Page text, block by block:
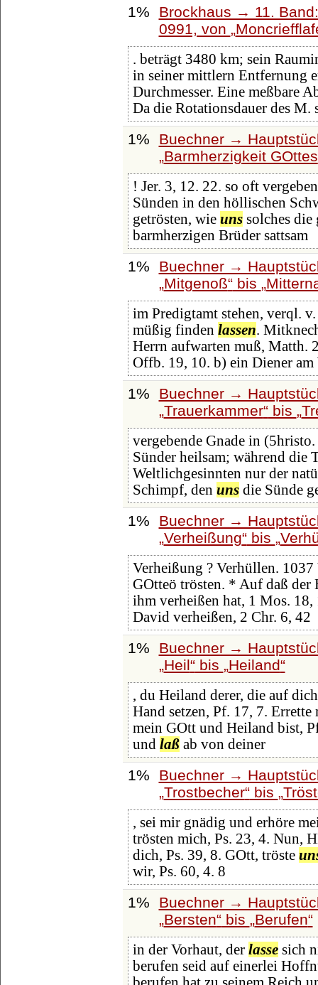
1%
Brockhaus → 11.
0991, von
. beträgt 3480 km; sein
in seiner mittlern Entfernung
Durchmesser. Eine meßbare
Da die Rotationsdauer des M.
1%
Buechner →
Barmherzigkeit GOttes
! Jer. 3, 12. 22. so oft
Sünden in den höllischen
getrösten, wie unssolches die
barmherzigen Brüder sattsam
1%
Buechner →
Mitgenoß bis
im Predigtamt stehen, verql.
müßig finden lassen.
Herrn aufwarten muß, Matth.
Offb. 19, 10. b) ein Diener am
1%
Buechner →
Trauerkammer bis
vergebende Gnade in
Sünder heilsam; während die
Weltlichgesinnten nur der
Schimpf, den unsdie Sünde
1%
Buechner →
Verheißung bis
Verheißung ? Verhüllen. 1037
GOtteö trösten. * Auf daß
ihm verheißen hat, 1 Mos. 18,
David verheißen, 2 Chr. 6, 42
1%
Buechner →
Heil bis Heiland
, du Heiland derer, die auf
Hand setzen, Pf. 17, 7.
mein GOtt und Heiland bist,
und laßab von deiner
1%
Buechner →
Trostbecher bis
, sei mir gnädig und erhöre
trösten mich, Ps. 23, 4. Nun,
dich, Ps. 39, 8. GOtt, tröste
wir, Ps. 60, 4. 8
1%
Buechner →
Bersten bis Berufen
in der Vorhaut, der lassesich
berufen seid auf einerlei